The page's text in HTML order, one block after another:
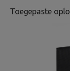
Toegepaste